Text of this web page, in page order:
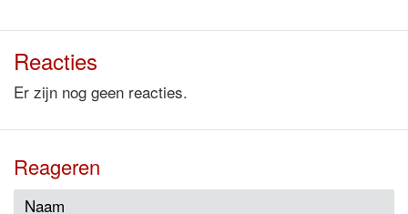
Reacties
Er zijn nog geen reacties.
Reageren